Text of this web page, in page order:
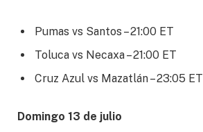
Pumas vs Santos – 21:00 ET
Toluca vs Necaxa – 21:00 ET
Cruz Azul vs Mazatlán – 23:05 ET
Domingo 13 de julio